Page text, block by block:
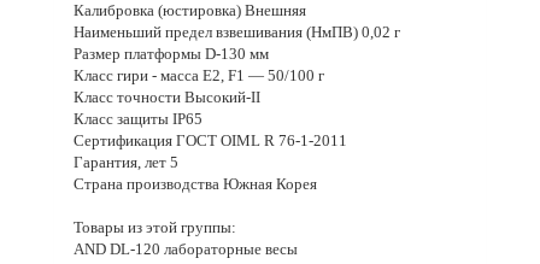
Калибровка (юстировка) Внешняя
Наименьший предел взвешивания (НмПВ) 0,02 г
Размер платформы D-130 мм
Класс гири - масса E2, F1 — 50/100 г
Класс точности Высокий-II
Класс защиты IP65
Сертификация ГОСТ OIML R 76-1-2011
Гарантия, лет 5
Страна производства Южная Корея
Товары из этой группы:
AND DL-120 лабораторные весы